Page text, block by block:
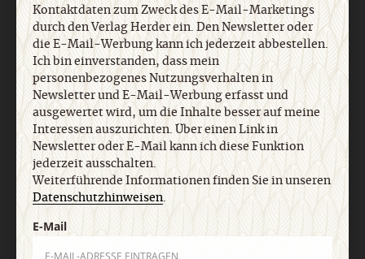
Vertrag widerrufen Abo online kündigen
Nach oben
Kontaktdaten zum Zweck des E-Mail-Marketings
durch den Verlag Herder ein. Den Newsletter oder
die E-Mail-Werbung kann ich jederzeit abbestellen.
Ich bin einverstanden, dass mein
personenbezogenes Nutzungsverhalten in
Newsletter und E-Mail-Werbung erfasst und
ausgewertet wird, um die Inhalte besser auf meine
Interessen auszurichten. Über einen Link in
Newsletter oder E-Mail kann ich diese Funktion
jederzeit ausschalten.
Weiterführende Informationen finden Sie in unseren
Datenschutzhinweisen.
E-Mail